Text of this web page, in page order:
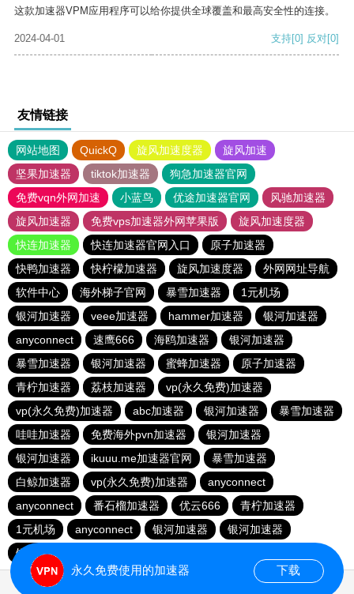
这款加速器VPM应用程序可以给你提供全球覆盖和最高安全性的连接。
2024-04-01 支持[0] 反对[0]
友情链接
网站地图 QuickQ 旋风加速度器
旋风加速
坚果加速器
tiktok加速器
狗急加速器官网
免费vqn外网加速
小蓝鸟 优途加速器官网
风驰加速器
旋风加速器
免费vps加速器外网苹果版
旋风加速度器
快连加速器
快连加速器官网入口
原子加速器
快鸭加速器
快柠檬加速器 旋风加速度器
外网网址导航
软件中心
海外梯子官网 暴雪加速器
1元机场
银河加速器
veee加速器 hammer加速器
银河加速器
anyconnect
速鹰666 海鸥加速器
银河加速器
暴雪加速器
银河加速器 蜜蜂加速器
原子加速器
青柠加速器
荔枝加速器
vp(永久免费)加速器
vp(永久免费)加速器
abc加速器 银河加速器
暴雪加速器
哇哇加速器
免费海外pvn加速器
银河加速器
银河加速器
ikuuu.me加速器官网
暴雪加速器
白鲸加速器
vp(永久免费)加速器
anyconnect
anyconnect
番石榴加速器 优云666
青柠加速器
1元机场
anyconnect 银河加速器
银河加速器
银河加速器
永久免费使用的加速器 下载